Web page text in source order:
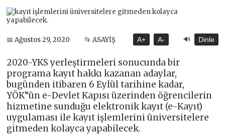
📅 Ağustos 29, 2020 📂 ASAYİŞ A+ A- 🔊 Dinle
2020-YKS yerleştirmeleri sonucunda bir
programa kayıt hakkı kazanan adaylar,
bugünden itibaren 6 Eylül tarihine kadar,
YÖK”ün e-Devlet Kapısı üzerinden öğrencilerin
hizmetine sunduğu elektronik kayıt (e-Kayıt)
uygulaması ile kayıt işlemlerini üniversitelere
gitmeden kolayca yapabilecek.